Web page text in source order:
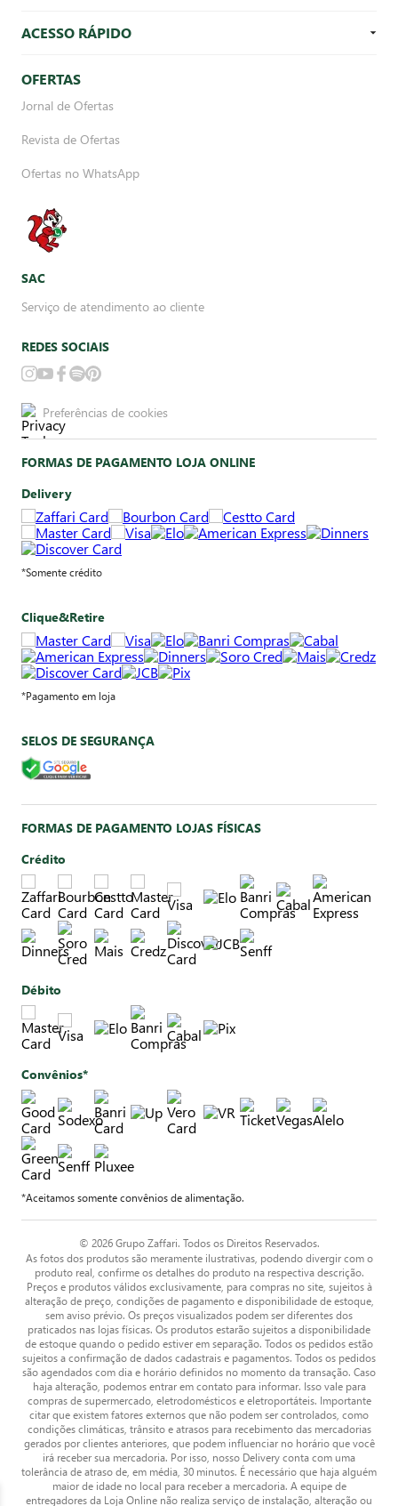
ACESSO RÁPIDO
OFERTAS
Jornal de Ofertas
Revista de Ofertas
Ofertas no WhatsApp
SAC
Serviço de atendimento ao cliente
REDES SOCIAIS
Preferências de cookies
FORMAS DE PAGAMENTO LOJA ONLINE
Delivery
*Somente crédito
Clique&Retire
*Pagamento em loja
SELOS DE SEGURANÇA
FORMAS DE PAGAMENTO LOJAS FÍSICAS
Crédito
Débito
Convênios*
*Aceitamos somente convênios de alimentação.
© 2026 Grupo Zaffari. Todos os Direitos Reservados.
As fotos dos produtos são meramente ilustrativas, podendo divergir com o
produto real, confirme os detalhes do produto na respectiva descrição.
Preços e produtos válidos exclusivamente, para compras no site, sujeitos à
alteração de preço, condições de pagamento e disponibilidade de estoque,
sem aviso prévio. Os preços visualizados podem ser diferentes dos
praticados nas lojas físicas. Os produtos estarão sujeitos a disponibilidade
de estoque quando o pedido estiver em separação. Todos os pedidos estão
sujeitos a confirmação de dados cadastrais e pagamentos. Todos os pedidos
são agendados com dia e horário definidos no momento da transação. Caso
haja alteração, podemos entrar em contato para informar. Isso vale para
compras de supermercado, eletrodomésticos e eletroportáteis. Importante
citar que existem fatores externos que não podem ser controlados, como
condições climáticas, trânsito e atrasos para recebimento das mercadorias
gerados por clientes anteriores, que podem influenciar no horário que você
irá receber sua mercadoria. Por isso, nosso Delivery conta com uma
tolerância de atraso de, em média, 30 minutos. É necessário que haja alguém
maior de idade no local para receber a mercadoria. A equipe de
entregadores da Loja Online não realiza serviço de instalação, alteração ou